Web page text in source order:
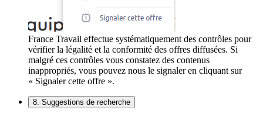
France Travail effectue systématiquement des contrôles pour
vérifier la légalité et la conformité des offres diffusées. Si
malgré ces contrôles vous constatez des contenus
inappropriés, vous pouvez nous le signaler en cliquant sur
« Signaler cette offre ».
8. Suggestions de recherche